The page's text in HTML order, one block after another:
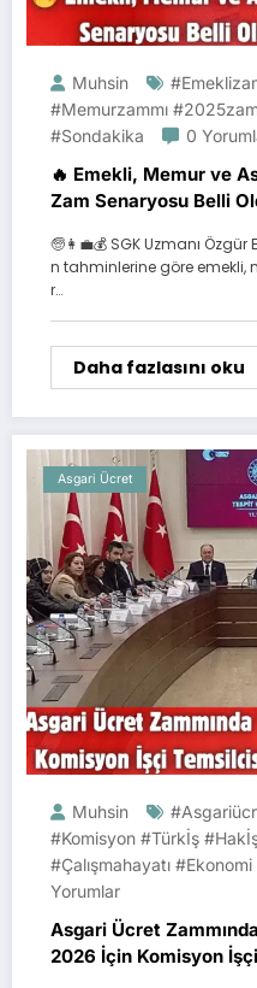
Muhsin
#memurzammı
#sondakika
0
🔥 Emekli, Memur ve
Zam Senaryosu Belli
🧓👩‍💼💰 SGK Uzmanı
n tahminlerine göre emekli,
r…
Daha fazlasını oku
Asgari Ücret
Muhsin
#komisyon #Türkİş
#çalışmahayatı
Yorumlar
Asgari Ücret
2026 İçin Komisyon